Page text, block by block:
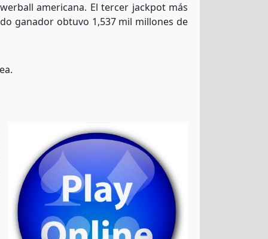
americana. El tercer jackpot más
ganador obtuvo 1,537 mil millones de